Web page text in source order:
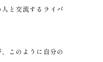
と交流するライバ
このように自分の